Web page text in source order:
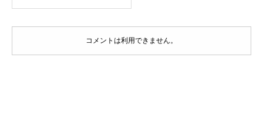
コメントは利用できません。